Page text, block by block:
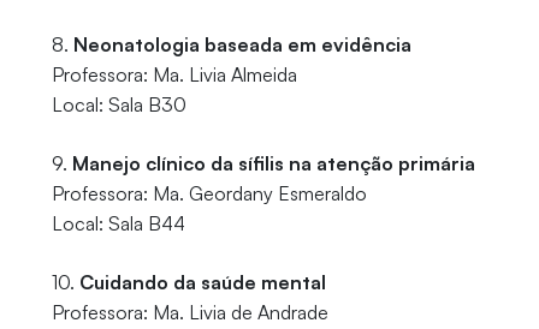
8. Neonatologia baseada em evidência
Professora: Ma. Livia Almeida
Local: Sala B30
9. Manejo clínico da sífilis na atenção primária
Professora: Ma. Geordany Esmeraldo
Local: Sala B44
10. Cuidando da saúde mental
Professora: Ma. Livia de Andrade